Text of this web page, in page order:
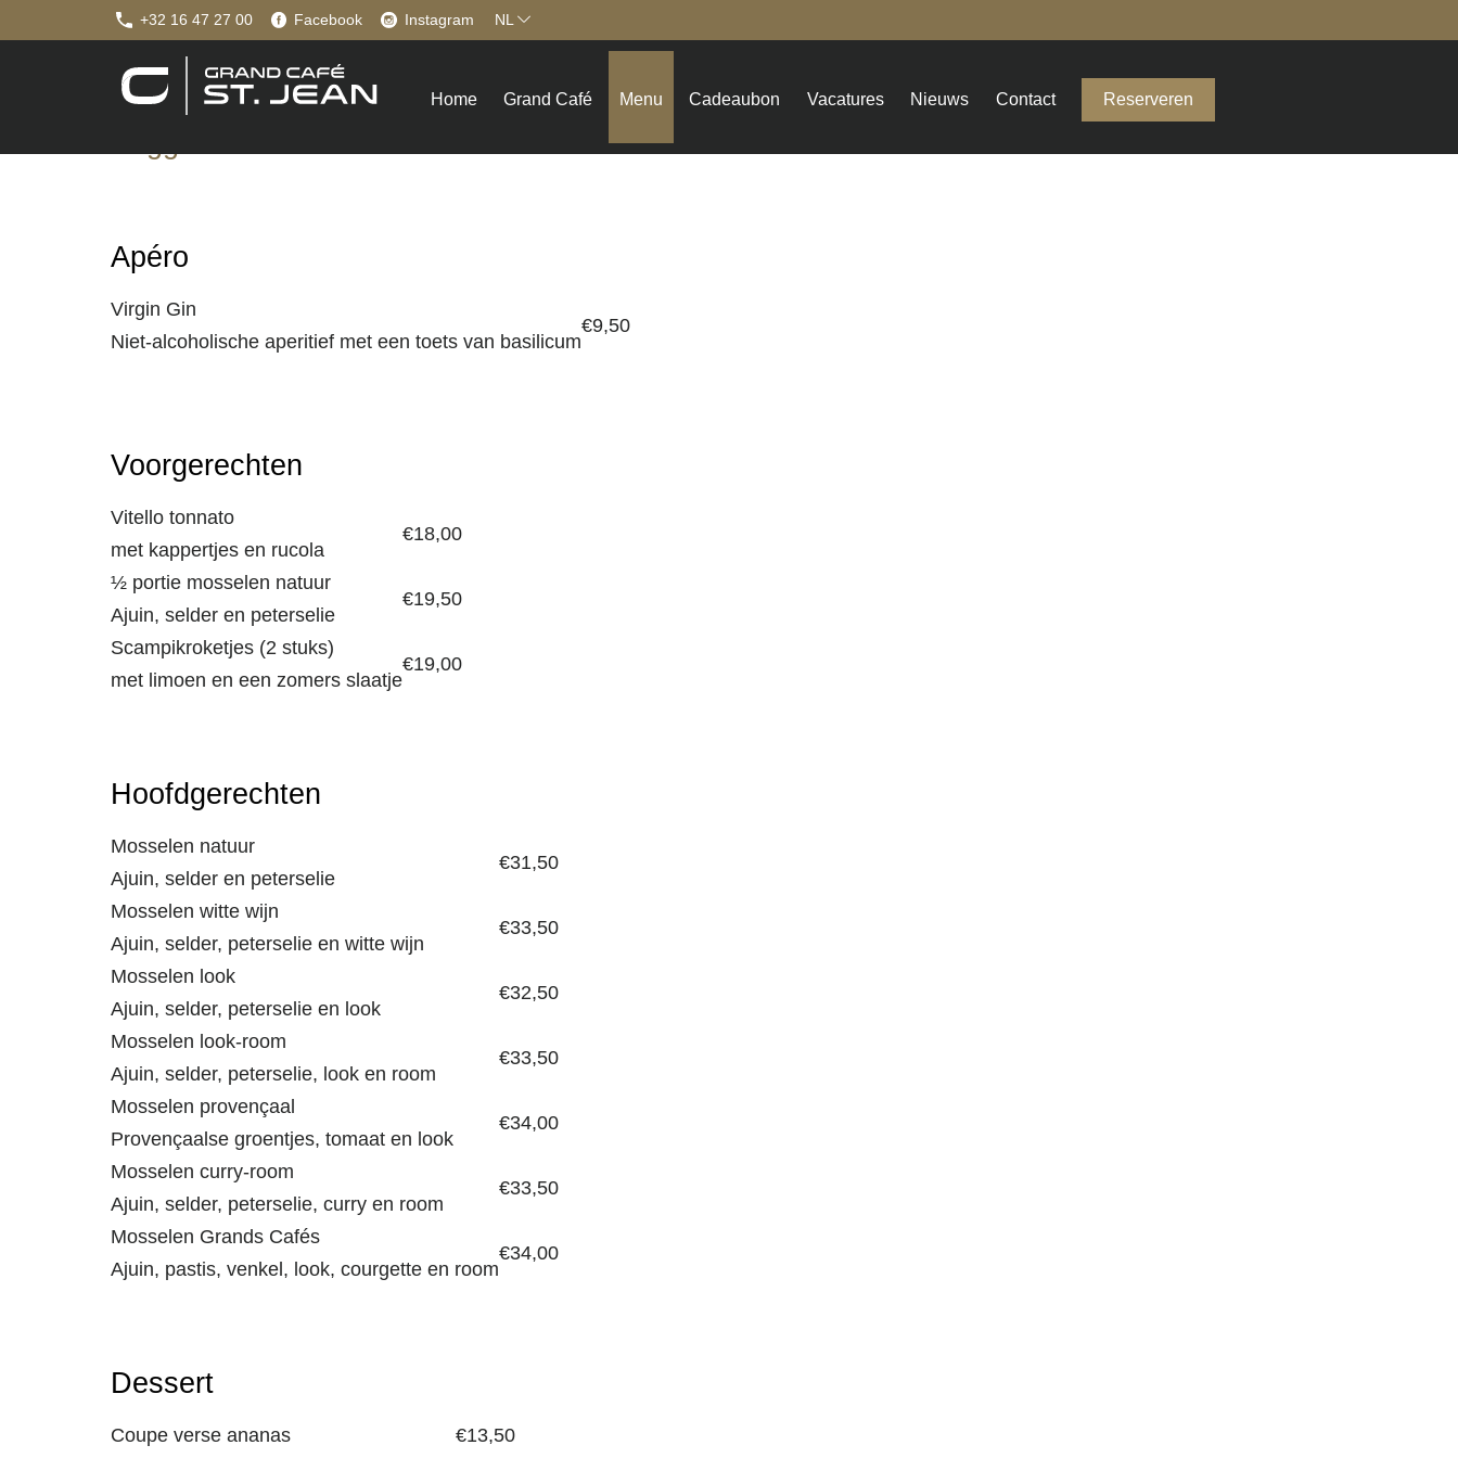
+32 16 47 27 00 Facebook Instagram NL
Home Grand Café Menu Cadeaubon Vacatures Nieuws Contact Reserveren
Apéro
Virgin Gin
Niet-alcoholische aperitief met een toets van basilicum
€9,50
Voorgerechten
Vitello tonnato
met kappertjes en rucola
€18,00
½ portie mosselen natuur
Ajuin, selder en peterselie
€19,50
Scampikroketjes (2 stuks)
met limoen en een zomers slaatje
€19,00
Hoofdgerechten
Mosselen natuur
Ajuin, selder en peterselie
€31,50
Mosselen witte wijn
Ajuin, selder, peterselie en witte wijn
€33,50
Mosselen look
Ajuin, selder, peterselie en look
€32,50
Mosselen look-room
Ajuin, selder, peterselie, look en room
€33,50
Mosselen provençaal
Provençaalse groentjes, tomaat en look
€34,00
Mosselen curry-room
Ajuin, selder, peterselie, curry en room
€33,50
Mosselen Grands Cafés
Ajuin, pastis, venkel, look, courgette en room
€34,00
Dessert
Coupe verse ananas €13,50